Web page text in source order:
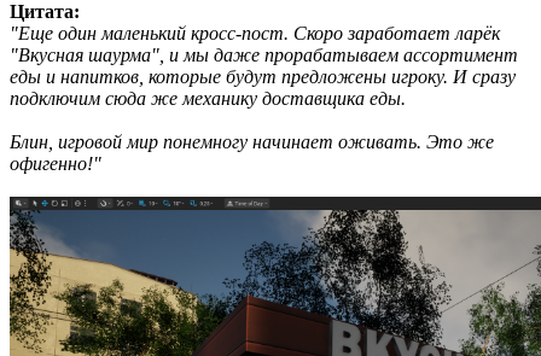
Цитата:
"Еще один маленький кросс-пост. Скоро заработает ларёк
"Вкусная шаурма", и мы даже прорабатываем ассортимент
еды и напитков, которые будут предложены игроку. И сразу
подключим сюда же механику доставщика еды.
Блин, игровой мир понемногу начинает оживать. Это же
офигенно!"